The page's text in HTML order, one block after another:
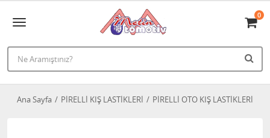
0
Ana Sayfa PİRELLİ KIŞ LASTİKLERİ PİRELLİ OTO KIŞ LASTİKLERİ